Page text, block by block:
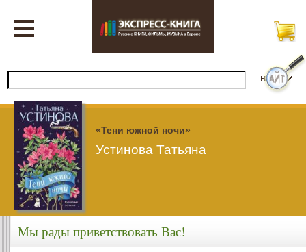
«Тени южной ночи»
Устинова Татьяна
Мы рады приветствовать Вас!